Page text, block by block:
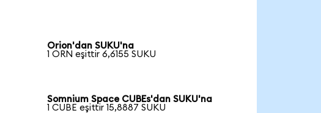
Orion'dan SUKU'na
1 ORN eşittir 6,6155 SUKU
Somnium Space CUBEs'dan SUKU'na
1 CUBE eşittir 15,8887 SUKU